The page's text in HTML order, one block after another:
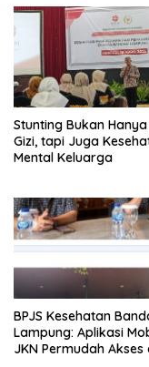
Stunting Bukan
Gizi, tapi Juga
Mental Keluarga
BPJS Kesehatan
Lampung: Aplikasi
JKN Permudah Akses